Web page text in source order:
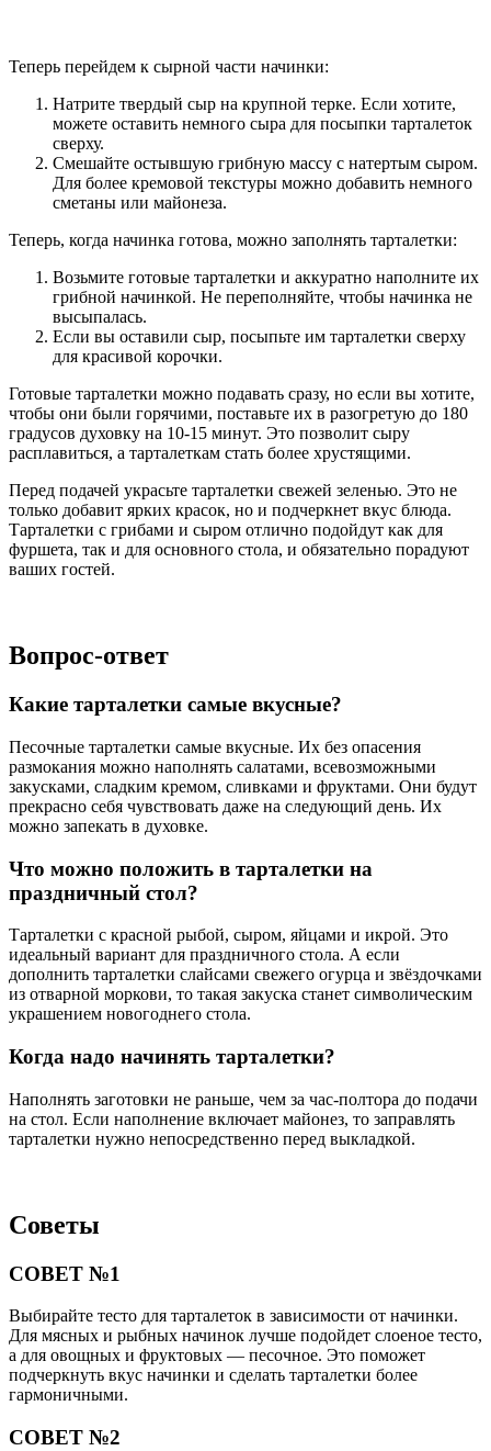
Теперь перейдем к сырной части начинки:
Натрите твердый сыр на крупной терке. Если хотите,
можете оставить немного сыра для посыпки тарталеток
сверху.
Смешайте остывшую грибную массу с натертым сыром.
Для более кремовой текстуры можно добавить немного
сметаны или майонеза.
Теперь, когда начинка готова, можно заполнять тарталетки:
Возьмите готовые тарталетки и аккуратно наполните их
грибной начинкой. Не переполняйте, чтобы начинка не
высыпалась.
Если вы оставили сыр, посыпьте им тарталетки сверху
для красивой корочки.
Готовые тарталетки можно подавать сразу, но если вы хотите,
чтобы они были горячими, поставьте их в разогретую до 180
градусов духовку на 10-15 минут. Это позволит сыру
расплавиться, а тарталеткам стать более хрустящими.
Перед подачей украсьте тарталетки свежей зеленью. Это не
только добавит ярких красок, но и подчеркнет вкус блюда.
Тарталетки с грибами и сыром отлично подойдут как для
фуршета, так и для основного стола, и обязательно порадуют
ваших гостей.
Вопрос-ответ
Какие тарталетки самые вкусные?
Песочные тарталетки самые вкусные. Их без опасения
размокания можно наполнять салатами, всевозможными
закусками, сладким кремом, сливками и фруктами. Они будут
прекрасно себя чувствовать даже на следующий день. Их
можно запекать в духовке.
Что можно положить в тарталетки на
праздничный стол?
Тарталетки с красной рыбой, сыром, яйцами и икрой. Это
идеальный вариант для праздничного стола. А если
дополнить тарталетки слайсами свежего огурца и звёздочками
из отварной моркови, то такая закуска станет символическим
украшением новогоднего стола.
Когда надо начинять тарталетки?
Наполнять заготовки не раньше, чем за час-полтора до подачи
на стол. Если наполнение включает майонез, то заправлять
тарталетки нужно непосредственно перед выкладкой.
Советы
СОВЕТ №1
Выбирайте тесто для тарталеток в зависимости от начинки.
Для мясных и рыбных начинок лучше подойдет слоеное тесто,
а для овощных и фруктовых — песочное. Это поможет
подчеркнуть вкус начинки и сделать тарталетки более
гармоничными.
СОВЕТ №2